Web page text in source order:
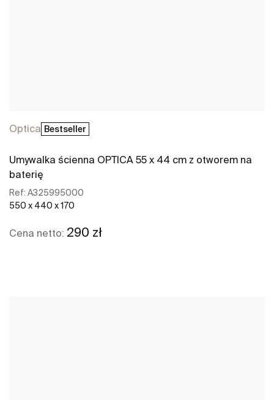
Optica Bestseller
Umywalka ścienna OPTICA 55 x 44 cm z otworem na
baterię
Ref: A325995000
550 x 440 x 170
Cena netto: 290 zł